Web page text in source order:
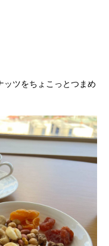
ツをちょこっとつまめ